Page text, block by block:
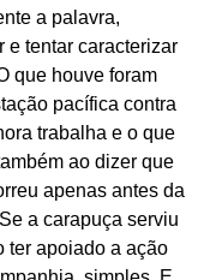
a palavra,
e tentar caracterizar
que houve foram
pacífica contra
trabalha e o que
ao dizer que
apenas antes da
a carapuça serviu
ter apoiado a ação